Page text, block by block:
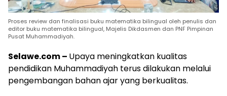
Proses review dan finalisasi buku matematika bilingual oleh penulis dan
editor buku matematika bilingual, Majelis Dikdasmen dan PNF Pimpinan
Pusat Muhammadiyah.
Selawe.com – Upaya meningkatkan kualitas
pendidikan Muhammadiyah terus dilakukan melalui
pengembangan bahan ajar yang berkualitas.